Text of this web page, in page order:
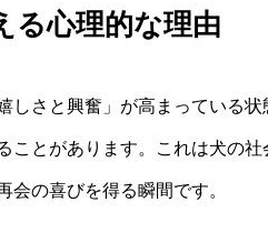
る心理的な理由
しさと興奮」が高まっている
ことがあります。これは犬の
会の喜びを得る瞬間です。